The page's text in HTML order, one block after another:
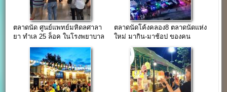
ตลาดนัด ศูนย์แพทย์มหิดลศาลา
ยา ทำเล 25 ล็อค ในโรงพยาบาล
ตลาดนัดโค้งคลอง8 ตลาดนัดแห่ง
ใหม่ มากิน-มาช้อป ของคน